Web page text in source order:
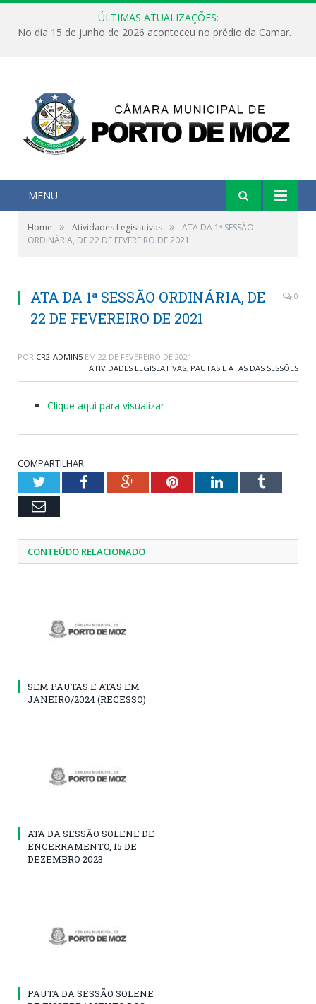
ÚLTIMAS ATUALIZAÇÕES:
No dia 15 de junho de 2026 aconteceu no prédio da Camara Municipal de Porto de Moz /Pará a Sessão Ordinária
MENU
Home » Atividades Legislativas »
ATA DA 1ª SESSÃO
ORDINÁRIA, DE 22 DE FEVEREIRO DE 2021
ATA DA 1ª SESSÃO ORDINÁRIA, DE
22 DE FEVEREIRO DE 2021
0
POR CR2-ADMIN5 EM 22 DE FEVEREIRO DE 2021
ATIVIDADES LEGISLATIVAS, PAUTAS E ATAS DAS SESSÕES
Clique aqui para visualizar
COMPARTILHAR:
TwitterFacebookGoogle+PinterestLinkedInTumblr
Email
CONTEÚDO RELACIONADO
SEM PAUTAS E ATAS EM
JANEIRO/2024 (RECESSO)
ATA DA SESSÃO SOLENE DE
ENCERRAMENTO, 15 DE
DEZEMBRO 2023
PAUTA DA SESSÃO SOLENE